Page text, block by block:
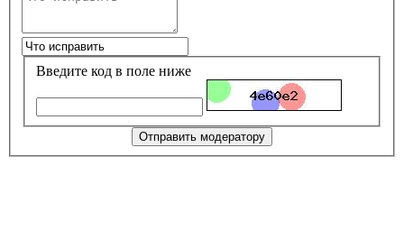
Введите код в поле ниже
Отправить модератору